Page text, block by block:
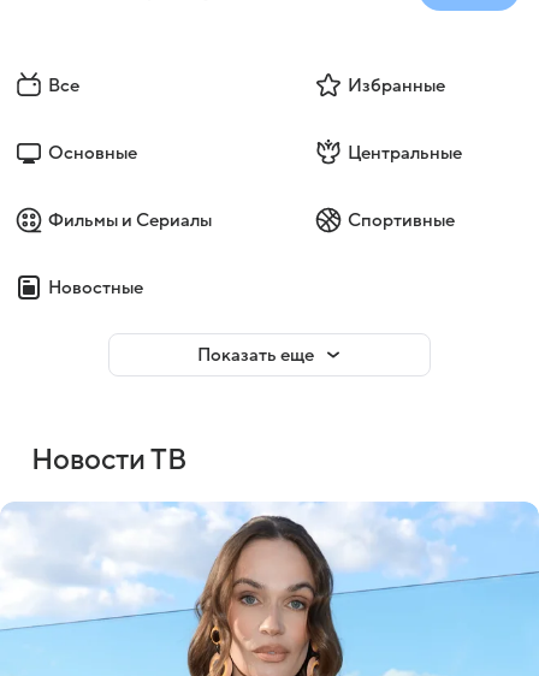
Все Избранные
Основные Центральные
Фильмы и Сериалы Спортивные
Новостные
Показать еще
Новости ТВ